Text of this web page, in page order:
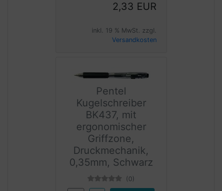
2,33 EUR
inkl. 19 % MwSt. zzgl.
Versandkosten
Pentel
Kugelschreiber
BK437, mit
ergonomischer
Griffzone,
Druckmechanik,
0,35mm, Schwarz
(0)